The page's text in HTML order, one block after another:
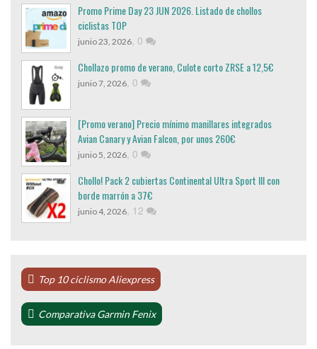
Promo Prime Day 23 JUN 2026. Listado de chollos
ciclistas TOP
junio 23, 2026 0
Chollazo promo de verano, Culote corto ZRSE a 12,5€
junio 7, 2026 0
[Promo verano] Precio mínimo manillares integrados
Avian Canary y Avian Falcon, por unos 260€
junio 5, 2026 0
Chollo! Pack 2 cubiertas Continental Ultra Sport III con
borde marrón a 37€
junio 4, 2026 12
Top 10 ciclismo Aliexpress
Comparativa Garmin Fenix